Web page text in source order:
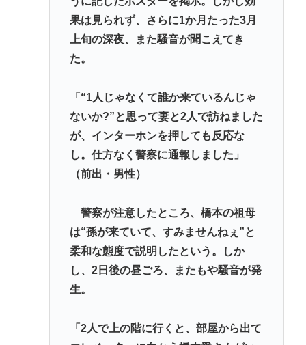
果は見られず、さらに1か月たった3月
上旬の深夜、また騒音が聞こえてき
た。
「“1人じゃなくて誰か来ているんじゃ
ないか?”と思って妻と2人で訪ねました
が、インターホンを押しても反応な
し。仕方なく警察に通報しました」
（前出・男性）
警察が注意したところ、橋本の祖母
は“孫が来ていて、すみませんねぇ”と
柔和な態度で説明したという。しか
し、2日後の昼ごろ、またもや騒音が発
生。
「2人で上の階に行くと、部屋から出て